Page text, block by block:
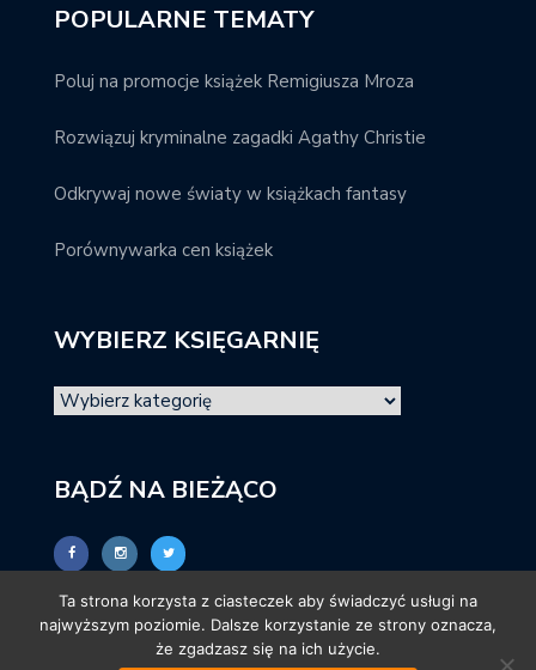
POPULARNE TEMATY
Poluj na promocje książek Remigiusza Mroza
Rozwiązuj kryminalne zagadki Agathy Christie
Odkrywaj nowe światy w książkach fantasy
Porównywarka cen książek
WYBIERZ KSIĘGARNIĘ
BĄDŹ NA BIEŻĄCO
Ta strona korzysta z ciasteczek aby świadczyć usługi na
najwyższym poziomie. Dalsze korzystanie ze strony oznacza,
że zgadzasz się na ich użycie.